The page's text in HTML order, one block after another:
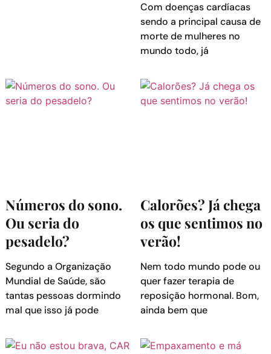
Com doenças cardíacas
sendo a principal causa de
morte de mulheres no
mundo todo, já
Números do sono.
Ou seria do
pesadelo?
Segundo a Organização
Mundial de Saúde, são
tantas pessoas dormindo
mal que isso já pode
Calorões? Já chega
os que sentimos no
verão!
Nem todo mundo pode ou
quer fazer terapia de
reposição hormonal. Bom,
ainda bem que